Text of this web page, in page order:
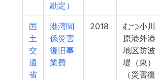
勘定）
国
土
交
通
省
港湾関
係災害
復旧事
業費
2018
むつ小川
原港外港
地区防波
堤（東）
（災害復